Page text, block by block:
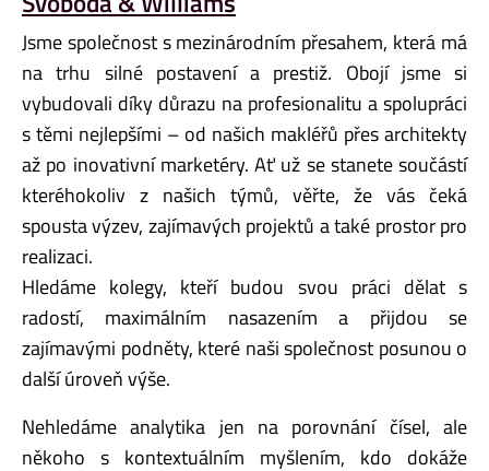
Jsme společnost s mezinárodním přesahem, která má
na trhu silné postavení a prestiž. Obojí jsme si
vybudovali díky důrazu na profesionalitu a spolupráci
s těmi nejlepšími – od našich makléřů přes architekty
až po inovativní marketéry. Ať už se stanete součástí
kteréhokoliv z našich týmů, věřte, že vás čeká
spousta výzev, zajímavých projektů a také prostor pro
realizaci.
Hledáme kolegy, kteří budou svou práci dělat s
radostí, maximálním nasazením a přijdou se
zajímavými podněty, které naši společnost posunou o
další úroveň výše.
Nehledáme analytika jen na porovnání čísel, ale
někoho s kontextuálním myšlením, kdo dokáže